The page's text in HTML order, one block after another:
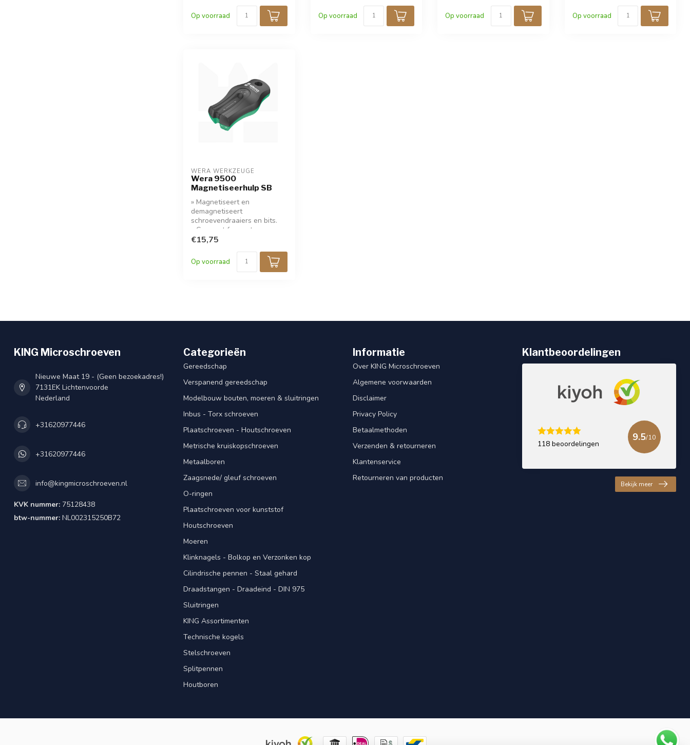
Op voorraad Op voorraad Op voorraad
zijn!
Op voorraad
WERA WERKZEUGE
Wera 9500
Magnetiseerhulp SB
» Magnetiseert en
demagnetiseert
schroevendraaiers en bits.
» Compact formaat,
eenvoudig mee te nemen.
op de gereedschapspunt!
€15,75
Op voorraad
KING Microschroeven
Nieuwe Maat 19 - (Geen bezoekadres!)
7131EK Lichtenvoorde
Nederland
+31620977446
+31620977446
info@kingmicroschroeven.nl
KVK nummer: 75128438
btw-nummer: NL002315250B72
Categorieën
Gereedschap
Verspanend gereedschap
Modelbouw bouten, moeren & sluitringen
Inbus - Torx schroeven
Plaatschroeven - Houtschroeven
Metrische kruiskopschroeven
Metaalboren
Zaagsnede/ gleuf schroeven
O-ringen
Plaatschroeven voor kunststof
Houtschroeven
Moeren
Klinknagels - Bolkop en Verzonken kop
Cilindrische pennen - Staal gehard
Draadstangen - Draadeind - DIN 975
Sluitringen
KING Assortimenten
Technische kogels
Stelschroeven
Splitpennen
Houtboren
Informatie
Over KING Microschroeven
Algemene voorwaarden
Disclaimer
Privacy Policy
Betaalmethoden
Verzenden & retourneren
Klantenservice
Retourneren van producten
Klantbeoordelingen
118 beoordelingen
9.5/10
Bekijk meer